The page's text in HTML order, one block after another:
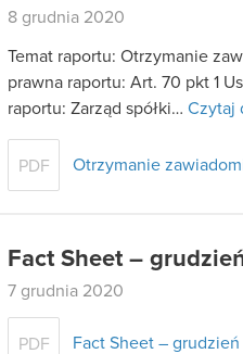
8 grudnia 2020
Temat raportu: Otrzymanie
prawna raportu: Art. 70 pkt 1
raportu: Zarząd spółki… Czytaj
PDF Otrzymanie
Fact Sheet –
7 grudnia 2020
PDF Fact Sheet –